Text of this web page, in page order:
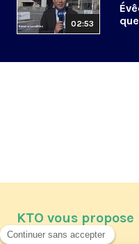
02:53
KTO vous propose